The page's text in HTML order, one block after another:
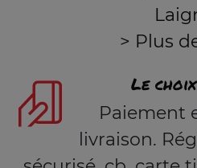
> Plus
Le
Paiement
livraison.